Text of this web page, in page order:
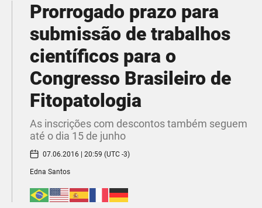
Prorrogado prazo para
submissão de trabalhos
científicos para o
Congresso Brasileiro de
Fitopatologia
As inscrições com descontos também seguem
até o dia 15 de junho
07.06.2016 | 20:59 (UTC -3)
Edna Santos